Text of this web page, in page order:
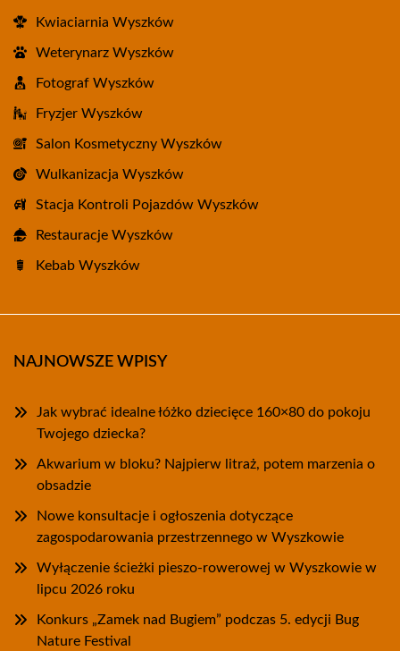
Kwiaciarnia Wyszków
Weterynarz Wyszków
Fotograf Wyszków
Fryzjer Wyszków
Salon Kosmetyczny Wyszków
Wulkanizacja Wyszków
Stacja Kontroli Pojazdów Wyszków
Restauracje Wyszków
Kebab Wyszków
NAJNOWSZE WPISY
Jak wybrać idealne łóżko dziecięce 160×80 do pokoju
Twojego dziecka?
Akwarium w bloku? Najpierw litraż, potem marzenia o
obsadzie
Nowe konsultacje i ogłoszenia dotyczące
zagospodarowania przestrzennego w Wyszkowie
Wyłączenie ścieżki pieszo-rowerowej w Wyszkowie w
lipcu 2026 roku
Konkurs „Zamek nad Bugiem” podczas 5. edycji Bug
Nature Festival